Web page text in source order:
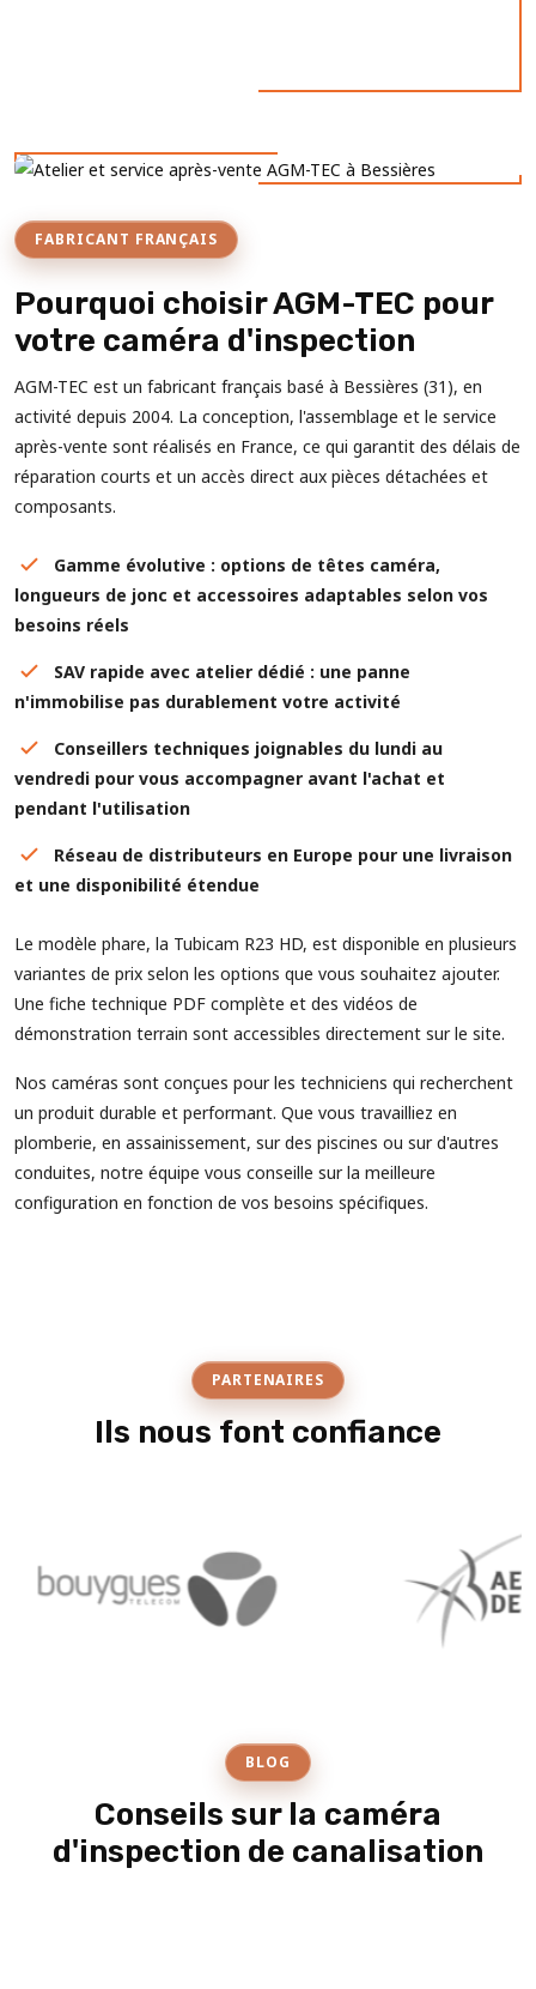
FABRICANT FRANÇAIS
Pourquoi choisir AGM-TEC pour
votre caméra d'inspection
AGM-TEC est un fabricant français basé à Bessières (31), en
activité depuis 2004. La conception, l'assemblage et le service
après-vente sont réalisés en France, ce qui garantit des délais de
réparation courts et un accès direct aux pièces détachées et
composants.
Gamme évolutive : options de têtes caméra,
longueurs de jonc et accessoires adaptables selon vos
besoins réels
SAV rapide avec atelier dédié : une panne
n'immobilise pas durablement votre activité
Conseillers techniques joignables du lundi au
vendredi pour vous accompagner avant l'achat et
pendant l'utilisation
Réseau de distributeurs en Europe pour une livraison
et une disponibilité étendue
Le modèle phare, la Tubicam R23 HD, est disponible en plusieurs
variantes de prix selon les options que vous souhaitez ajouter.
Une fiche technique PDF complète et des vidéos de
démonstration terrain sont accessibles directement sur le site.
Nos caméras sont conçues pour les techniciens qui recherchent
un produit durable et performant. Que vous travailliez en
plomberie, en assainissement, sur des piscines ou sur d'autres
conduites, notre équipe vous conseille sur la meilleure
configuration en fonction de vos besoins spécifiques.
PARTENAIRES
Ils nous font confiance
BLOG
Conseils sur la caméra
d'inspection de canalisation